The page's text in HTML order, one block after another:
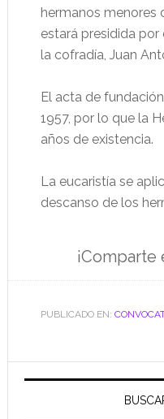
hermanos menores
estará presidida
la cofradía, Juan
El acta de
1957, por lo que la
años de existencia.
La eucaristía se
descanso de los
¡Comparte
PUBLICADO EN:
Barra